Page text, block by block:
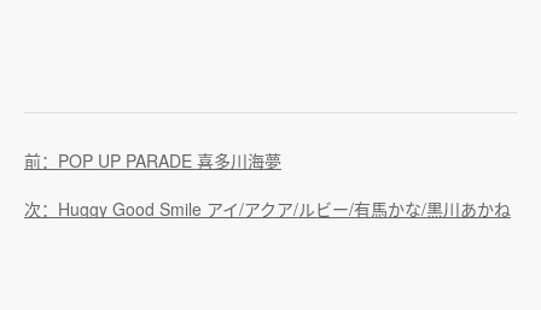
前：POP UP PARADE 喜多川海夢
次：Huggy Good Smile アイ/アクア/ルビー/有馬かな/黒川あかね